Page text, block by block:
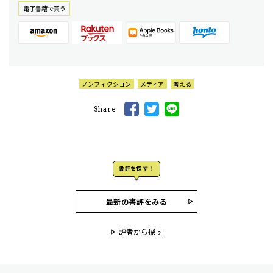
電⼦書籍で買う
ノンフィクション メディア 考える
Share
書評を探す！
最新の書評をみる
評者から探す